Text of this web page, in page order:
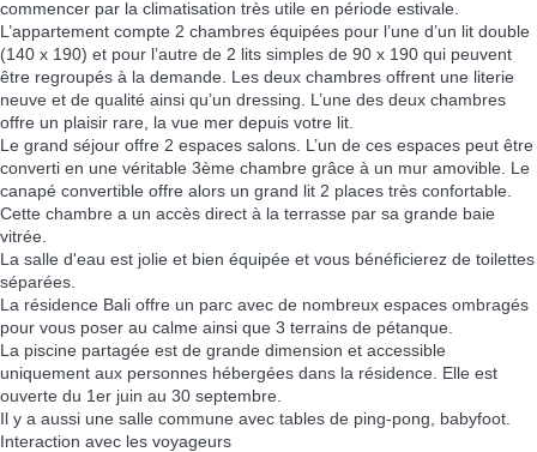
commencer par la climatisation très utile en période estivale.
L’appartement compte 2 chambres équipées pour l’une d’un lit double
(140 x 190) et pour l’autre de 2 lits simples de 90 x 190 qui peuvent
être regroupés à la demande. Les deux chambres offrent une literie
neuve et de qualité ainsi qu’un dressing. L’une des deux chambres
offre un plaisir rare, la vue mer depuis votre lit.
Le grand séjour offre 2 espaces salons. L’un de ces espaces peut être
converti en une véritable 3ème chambre grâce à un mur amovible. Le
canapé convertible offre alors un grand lit 2 places très confortable.
Cette chambre a un accès direct à la terrasse par sa grande baie
vitrée.
La salle d'eau est jolie et bien équipée et vous bénéficierez de toilettes
séparées.
La résidence Bali offre un parc avec de nombreux espaces ombragés
pour vous poser au calme ainsi que 3 terrains de pétanque.
La piscine partagée est de grande dimension et accessible
uniquement aux personnes hébergées dans la résidence. Elle est
ouverte du 1er juin au 30 septembre.
Il y a aussi une salle commune avec tables de ping-pong, babyfoot.
Interaction avec les voyageurs